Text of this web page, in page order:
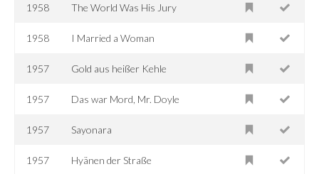
1958 The World Was His Jury
1958 I Married a Woman
1957 Gold aus heißer Kehle
1957 Das war Mord, Mr. Doyle
1957 Sayonara
1957 Hyänen der Straße